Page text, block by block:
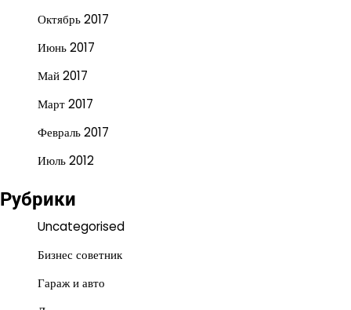
Октябрь 2017
Июнь 2017
Май 2017
Март 2017
Февраль 2017
Июль 2012
Рубрики
Uncategorised
Бизнес советник
Гараж и авто